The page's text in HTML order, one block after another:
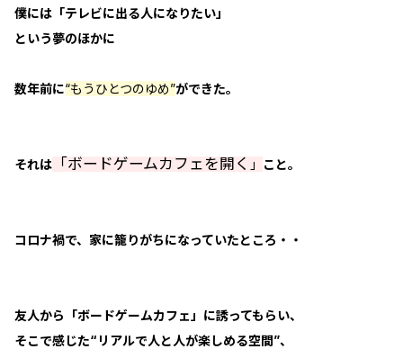
僕には「テレビに出る人になりたい」
という夢のほかに
数年前に“もうひとつのゆめ”ができた。
それは 「ボードゲームカフェを開く 」 こと。
コロナ禍で、家に籠りがちになっていたところ・・
友人から「ボードゲームカフェ」に誘ってもらい、
そこで感じた“リアルで人と人が楽しめる空間”、